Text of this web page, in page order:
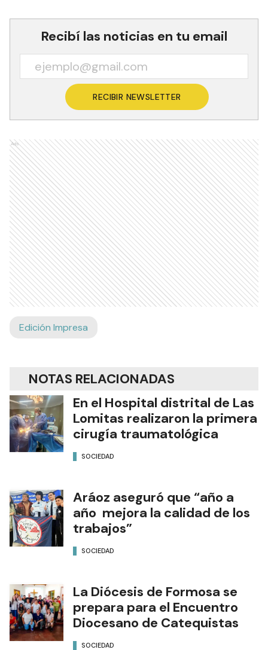
Recibí las noticias en tu email
RECIBIR NEWSLETTER
Ads
Edición Impresa
NOTAS RELACIONADAS
En el Hospital distrital de Las
Lomitas realizaron la primera
cirugía traumatológica
SOCIEDAD
Aráoz aseguró que “año a
año mejora la calidad de los
trabajos”
SOCIEDAD
La Diócesis de Formosa se
prepara para el Encuentro
Diocesano de Catequistas
SOCIEDAD